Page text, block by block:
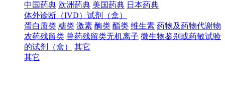
中国药典 欧洲药典 美国药典 日本药典
体外诊断（IVD）试剂（盒）
蛋白质类 糖类 激素 酶类 酯类 维生素 药物及药物代谢物
农药残留类 兽药残留类无机离子 微生物鉴别或药敏试验
的试剂（盒）
其它
其它